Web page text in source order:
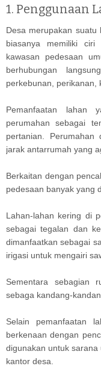
1. Penggunaan
Desa merupakan suatu
biasanya memiliki ciri
kawasan pedesaan
berhubungan
perkebunan, perikanan,
Pemanfaatan lahan
perumahan sebagai
pertanian. Perumahan
jarak antarrumah yang
Berkaitan dengan
pedesaan banyak yang
Lahan-lahan kering di
sebagai tegalan dan
dimanfaatkan sebagai
irigasi untuk mengairi
Sementara sebagian
sebaga kandang-
Selain pemanfaatan
berkenaan dengan
digunakan untuk
kantor desa.